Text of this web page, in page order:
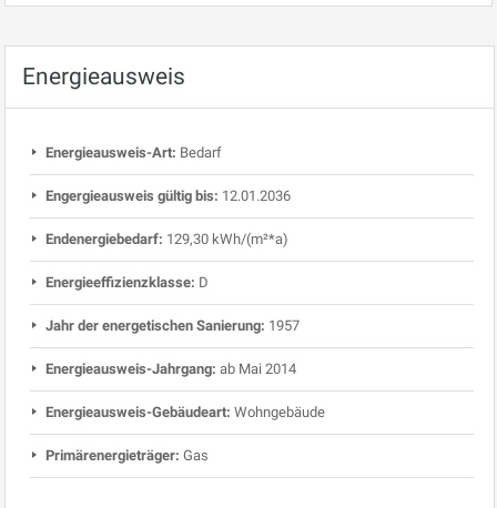
Energieausweis
Energieausweis-Art: Bedarf
Engergieausweis gültig bis: 12.01.2036
Endenergiebedarf: 129,30 kWh/(m²*a)
Energieeffizienzklasse: D
Jahr der energetischen Sanierung: 1957
Energieausweis-Jahrgang: ab Mai 2014
Energieausweis-Gebäudeart: Wohngebäude
Primärenergieträger: Gas